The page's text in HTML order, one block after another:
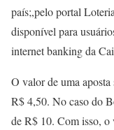
país;,pelo portal
disponível para
internet banking da
O valor de uma
R$ 4,50. No caso do
de R$ 10. Com isso,